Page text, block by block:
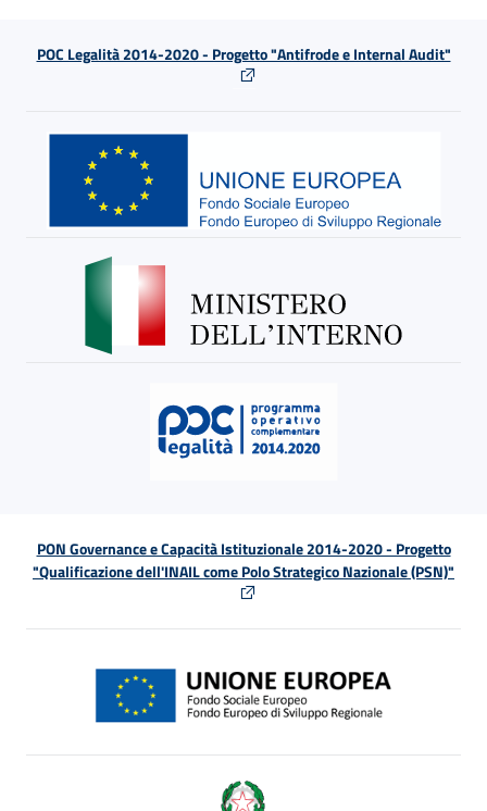
POC Legalità 2014-2020 - Progetto "Antifrode e Internal Audit"
PON Governance e Capacità Istituzionale 2014-2020 - Progetto
"Qualificazione dell'INAIL come Polo Strategico Nazionale (PSN)"